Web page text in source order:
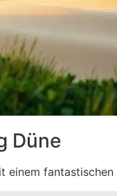
Düne
einem fantastischen